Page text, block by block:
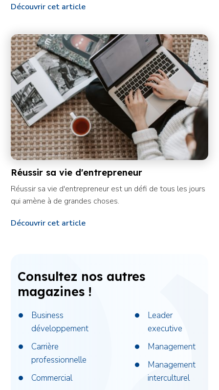
Découvrir cet article
Réussir sa vie d'entrepreneur
Réussir sa vie d'entrepreneur est un défi de tous les jours
qui amène à de grandes choses.
Découvrir cet article
Consultez nos autres
magazines !
Business
développement
Carrière
professionnelle
Commercial
Leader
executive
Management
Management
interculturel